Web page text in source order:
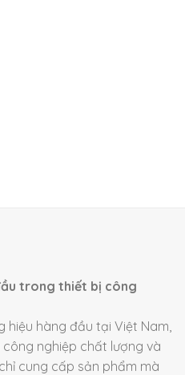
trong thiết bị công
hiệu hàng đầu tại Việt Nam,
nghiệp chất lượng và
cung cấp sản phẩm mà